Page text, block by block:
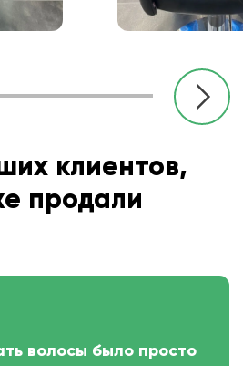
клиентов,
продали
волосы было просто